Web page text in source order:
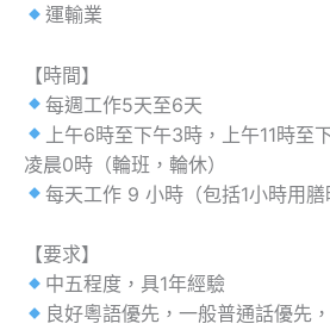
運輸業
【時間】
每週工作5天至6天
上午6時至下午3時，上午11時至
凌晨0時（輪班，輪休）
每天工作 9 小時（包括1小時用膳
【要求】
中五程度，具1年經驗
良好粵語優先，一般普通話優先